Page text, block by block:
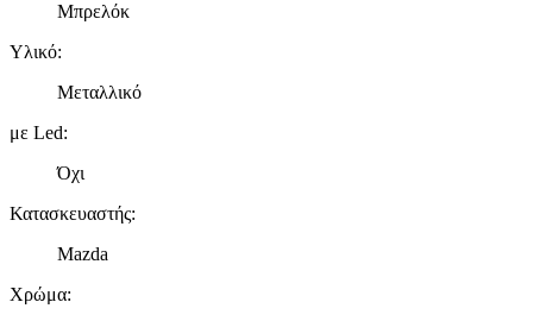
διαφημίσεων και περιεχομένου, τις μετρήσεις σχετικά με
μας και την ανάπτυξη προϊόντων. Επίσης, κοινοποιούμε
πληροφορίες σχετικά με την από μέρους σας χρήση της
δικτύωσης, διαφημίσεων και ανάλυσης.
Μπρελόκ
Υλικό:
Μεταλλικό
με Led:
Όχι
Κατασκευαστής:
Mazda
Χρώμα: